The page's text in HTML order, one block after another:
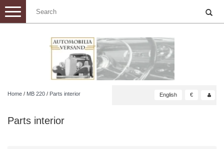
Toggle
navigation
Home / MB 220 / Parts interior English €
Parts interior